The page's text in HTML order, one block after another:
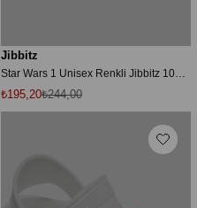
Jibbitz
₺195,20₺244,00